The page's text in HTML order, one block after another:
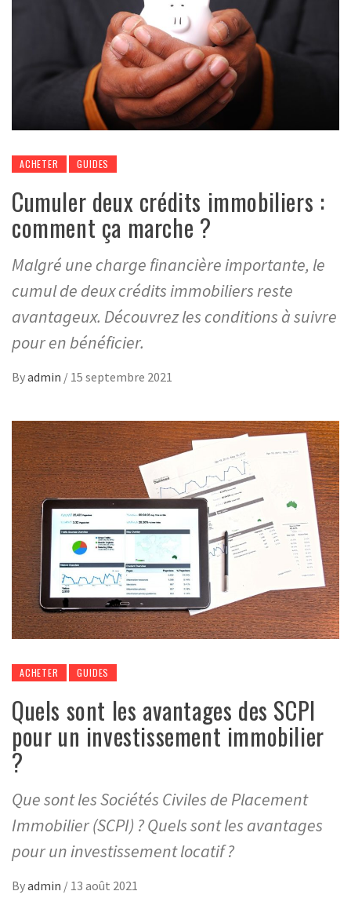
ACHETER GUIDES
Cumuler deux crédits immobiliers :
comment ça marche ?
Malgré une charge financière importante, le
cumul de deux crédits immobiliers reste
avantageux. Découvrez les conditions à suivre
pour en bénéficier.
Byadmin / 15 septembre 2021
ACHETER GUIDES
Quels sont les avantages des SCPI
pour un investissement immobilier
?
Que sont les Sociétés Civiles de Placement
Immobilier (SCPI) ? Quels sont les avantages
pour un investissement locatif ?
Byadmin / 13 août 2021